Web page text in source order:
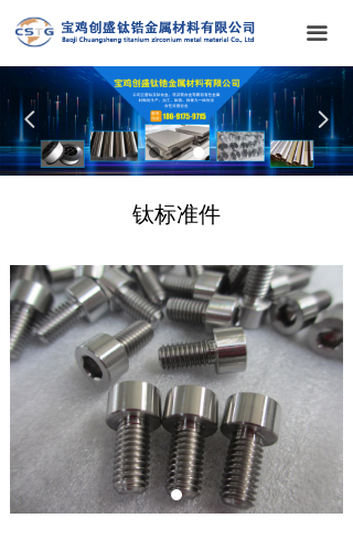
넳 넲
끀
首页
关于我们
产品中心
新闻中心
联系我们
在线留言
钛标准件